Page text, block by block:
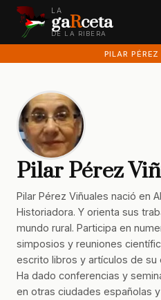
LA
gaRceta
DE LA RIBERA
PILAR
Pilar Pérez
Pilar Pérez Viñuales nació en
Historiadora. Y orienta sus
mundo rural. Participa en
simposios y reuniones
escrito libros y artículos de su
Ha dado conferencias y
en otras ciudades españolas